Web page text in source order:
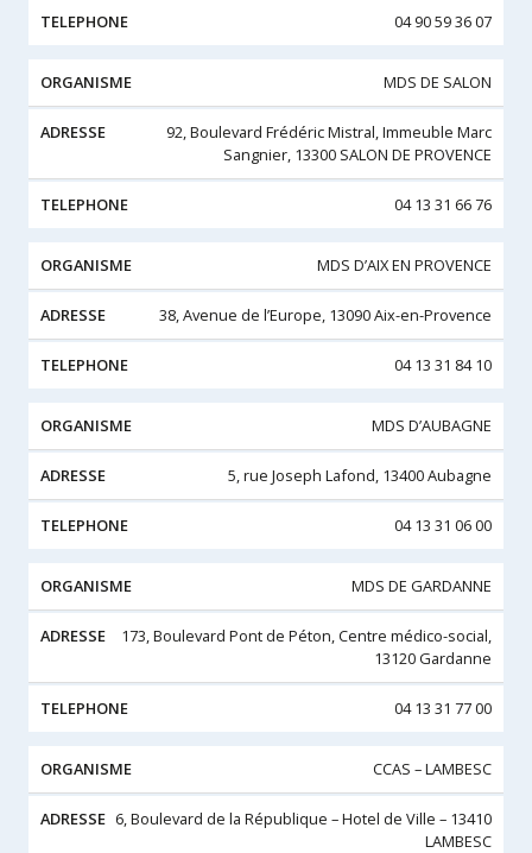
04 90 59 36 07
MDS DE SALON
92, Boulevard Frédéric Mistral, Immeuble Marc
Sangnier, 13300 SALON DE PROVENCE
04 13 31 66 76
MDS D’AIX EN PROVENCE
38, Avenue de l’Europe, 13090 Aix-en-Provence
04 13 31 84 10
MDS D’AUBAGNE
5, rue Joseph Lafond, 13400 Aubagne
04 13 31 06 00
MDS DE GARDANNE
173, Boulevard Pont de Péton, Centre médico-social,
13120 Gardanne
04 13 31 77 00
CCAS – LAMBESC
6, Boulevard de la République – Hotel de Ville – 13410
LAMBESC